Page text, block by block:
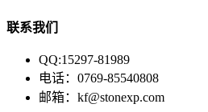
联系我们
QQ:15297-81989
电话：0769-85540808
邮箱：kf@stonexp.com